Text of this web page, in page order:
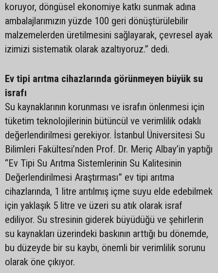
koruyor, döngüsel ekonomiye katkı sunmak adına
ambalajlarımızın yüzde 100 geri dönüştürülebilir
malzemelerden üretilmesini sağlayarak, çevresel ayak
izimizi sistematik olarak azaltıyoruz.” dedi.
Ev tipi arıtma cihazlarında görünmeyen büyük su
israfı
Su kaynaklarının korunması ve israfın önlenmesi için
tüketim teknolojilerinin bütüncül ve verimlilik odaklı
değerlendirilmesi gerekiyor. İstanbul Üniversitesi Su
Bilimleri Fakültesi’nden Prof. Dr. Meriç Albay’in yaptığı
“Ev Tipi Su Arıtma Sistemlerinin Su Kalitesinin
Değerlendirilmesi Araştırması” ev tipi arıtma
cihazlarında, 1 litre arıtılmış içme suyu elde edebilmek
için yaklaşık 5 litre ve üzeri su atık olarak israf
ediliyor. Su stresinin giderek büyüdüğü ve şehirlerin
su kaynakları üzerindeki baskının arttığı bu dönemde,
bu düzeyde bir su kaybı, önemli bir verimlilik sorunu
olarak öne çıkıyor.